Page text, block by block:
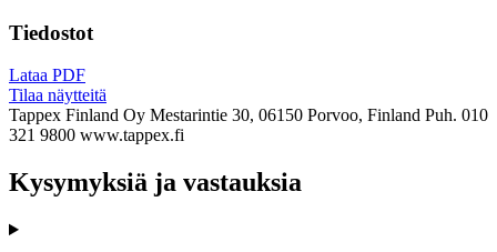
Tiedostot
Lataa PDF
Tilaa näytteitä
Tappex Finland Oy Mestarintie 30, 06150 Porvoo, Finland Puh. 010
321 9800 www.tappex.fi
Kysymyksiä ja vastauksia